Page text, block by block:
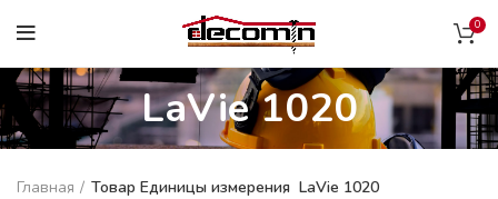
0
LaVie 1020
Главная Товар Единицы измерения LaVie 1020